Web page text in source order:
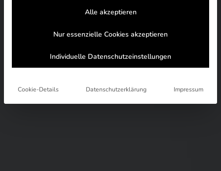
Alle akzeptieren
Nur essenzielle Cookies akzeptieren
Individuelle Datenschutzeinstellungen
Cookie-Details Datenschutzerklärung Impressum